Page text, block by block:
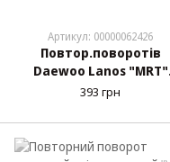
Артикул: 00000062426
Повтор.поворотів
Daewoo Lanos "MRT"
світлодіодний бігучий
393 грн